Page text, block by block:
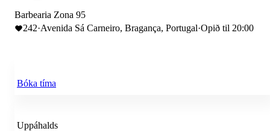
Barbearia Zona 95
242·Avenida Sá Carneiro, Bragança, Portugal·Opið til 20:00
Bóka tíma
Uppáhalds